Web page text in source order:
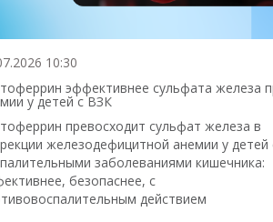
10:30
эффективнее сульфата железа
у детей с ВЗК
превосходит сульфат железа в
железодефицитной анемии у детей
заболеваниями кишечника:
безопаснее, с
действием